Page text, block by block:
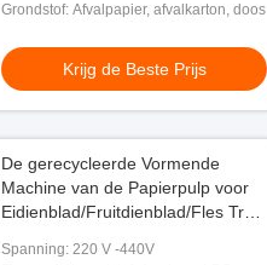
Grondstof: Afvalpapier, afvalkarton, doos
Krijg de Beste Prijs
De gerecycleerde Vormende
Machine van de Papierpulp voor
Eidienblad/Fruitdienblad/Fles Tray
Spanning: 220 V -440V